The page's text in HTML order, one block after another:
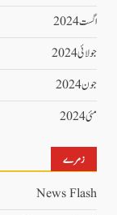
اگست 2024
جولائی 2024
جون 2024
مئی 2024
زمرے
News Flash